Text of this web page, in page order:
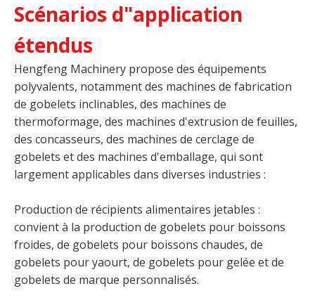
Scénarios d"application
étendus
Hengfeng Machinery propose des équipements
polyvalents, notamment des machines de fabrication
de gobelets inclinables, des machines de
thermoformage, des machines d'extrusion de feuilles,
des concasseurs, des machines de cerclage de
gobelets et des machines d'emballage, qui sont
largement applicables dans diverses industries :
Production de récipients alimentaires jetables :
convient à la production de gobelets pour boissons
froides, de gobelets pour boissons chaudes, de
gobelets pour yaourt, de gobelets pour gelée et de
gobelets de marque personnalisés.